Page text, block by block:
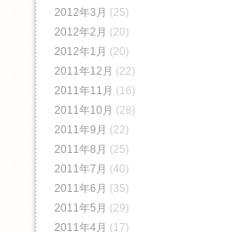
2012年3月 (25)
2012年2月 (20)
2012年1月 (20)
2011年12月 (22)
2011年11月 (16)
2011年10月 (28)
2011年9月 (22)
2011年8月 (25)
2011年7月 (40)
2011年6月 (35)
2011年5月 (29)
2011年4月 (17)